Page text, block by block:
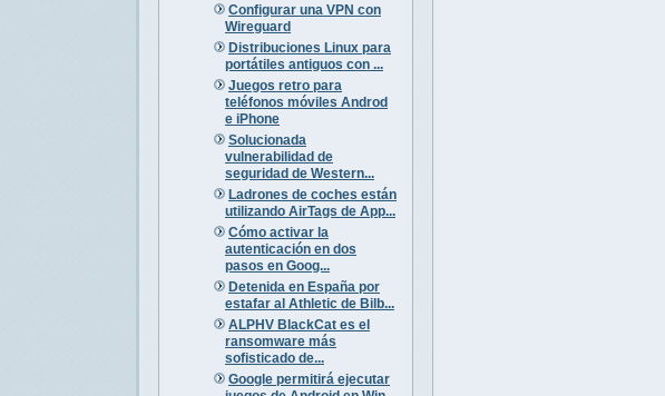
Configurar una VPN con
Wireguard
Distribuciones Linux para
portátiles antiguos con ...
Juegos retro para
teléfonos móviles Androd
e iPhone
Solucionada
vulnerabilidad de
seguridad de Western...
Ladrones de coches están
utilizando AirTags de App...
Cómo activar la
autenticación en dos
pasos en Goog...
Detenida en España por
estafar al Athletic de Bilb...
ALPHV BlackCat es el
ransomware más
sofisticado de...
Google permitirá ejecutar